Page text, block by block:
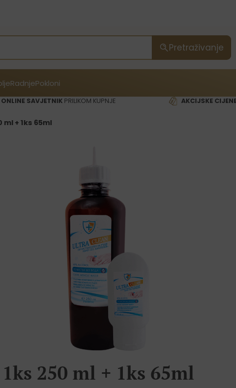
Pretraživanje
RadnjePokloni
ONLINE SAVJETNIKPRILIKOM KUPNJE AKCIJSKE
ml + 1ks 65ml
250 ml + 1ks 65ml